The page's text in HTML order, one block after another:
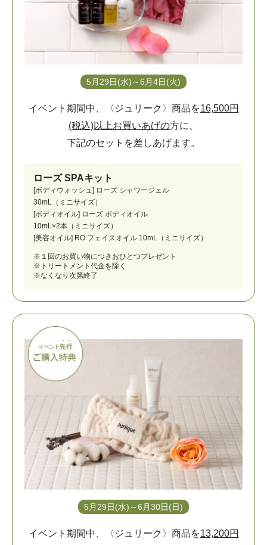
5月29日(水)～6月4日(火)
イベント期間中、〈ジュリーク〉商品を16,500円
(税込)以上お買いあげの方に、
下記のセットを差しあげます。
ローズ SPAキット
[ボディウォッシュ] ローズ シャワージェル
30mL（ミニサイズ）
[ボディオイル] ローズ ボディオイル
10mL×2本（ミニサイズ）
[美容オイル] RO フェイスオイル 10mL（ミニサイズ）
※１回のお買い物につきおひとつプレゼント
※トリートメント代金を除く
※なくなり次第終了
5月29日(水)～6月30日(日)
イベント期間中、〈ジュリーク〉商品を13,200円